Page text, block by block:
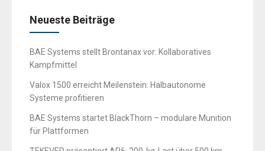
Neueste Beiträge
BAE Systems stellt Brontanax vor: Kollaboratives
Kampfmittel
Valox 1500 erreicht Meilenstein: Halbautonome
Systeme profitieren
BAE Systems startet BlackThorn – modulare Munition
für Plattformen